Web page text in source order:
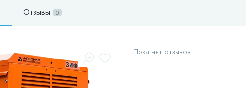
Отзывы 0
Пока нет отзывов